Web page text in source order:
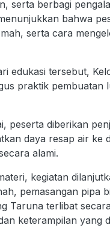
serta berbagi
bahwa
serta cara
edukasi tersebut,
praktik
peserta diberikan
daya resap air ke
alami.
kegiatan
pemasangan pipa
Taruna terlibat
keterampilan yang